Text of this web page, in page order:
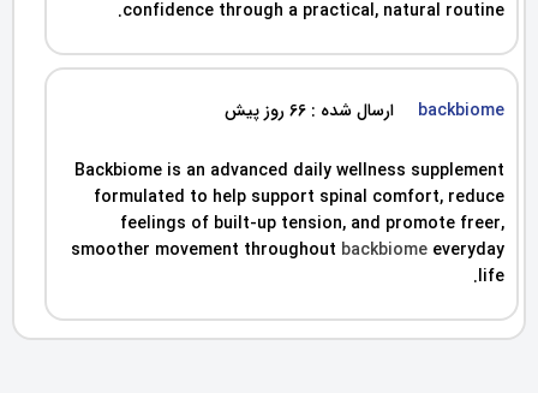
confidence through a practical, natural routine.
backbiome ارسال شده : 66 روز پیش
Backbiome is an advanced daily wellness supplement
formulated to help support spinal comfort, reduce
feelings of built-up tension, and promote freer,
smoother movement throughout backbiome everyday
life.